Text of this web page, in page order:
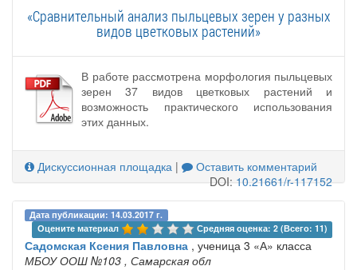
«Сравнительный анализ пыльцевых зерен у разных
видов цветковых растений»
В работе рассмотрена морфология пыльцевых
зерен 37 видов цветковых растений и
возможность практического использования
этих данных.
Дискуссионная площадка |
Оставить комментарий
DOI:10.21661/r-117152
Дата публикации: 14.03.2017 г.
Оцените материал
Средняя оценка: 2 (Всего: 11)
Садомская Ксения Павловна , ученица 3 «А» класса
МБОУ ООШ №103 , Самарская обл